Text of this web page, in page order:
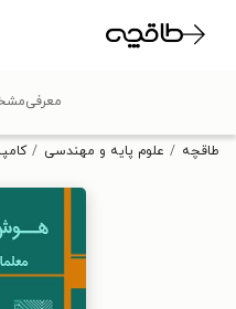
تخفیف از
طاقچه علوم پایه و مهندسی
معرفی